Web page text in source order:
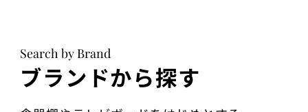
Search by Brand
ブランドから探す